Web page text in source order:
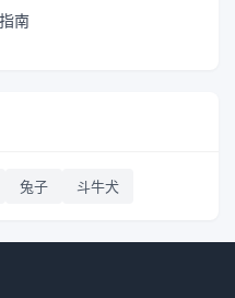
南
兔子 斗牛犬